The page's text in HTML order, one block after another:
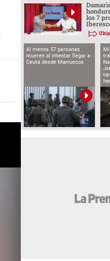
los 7
Al menos 57 personas
mueren al intentar llegar a
Ceuta desde Marruecos